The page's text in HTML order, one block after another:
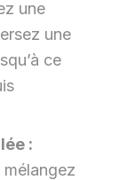
une
une
ce
: